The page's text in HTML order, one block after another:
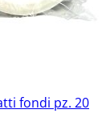
fondi pz. 20